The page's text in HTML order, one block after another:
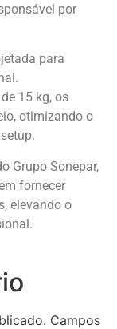
por
para
15 kg, os
otimizando o
Grupo Sonepar,
fornecer
elevando o
Campos